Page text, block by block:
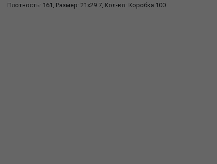
Плотность: 161, Размер: 21x29.7, Кол-во: Коробка 100